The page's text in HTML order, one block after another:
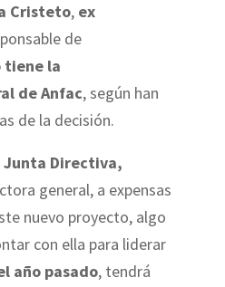
Cristeto, ex
de
tiene la
de Anfac, según han
de la decisión.
Junta Directiva,
general, a expensas
nuevo proyecto, algo
con ella para liderar
año pasado, tendrá